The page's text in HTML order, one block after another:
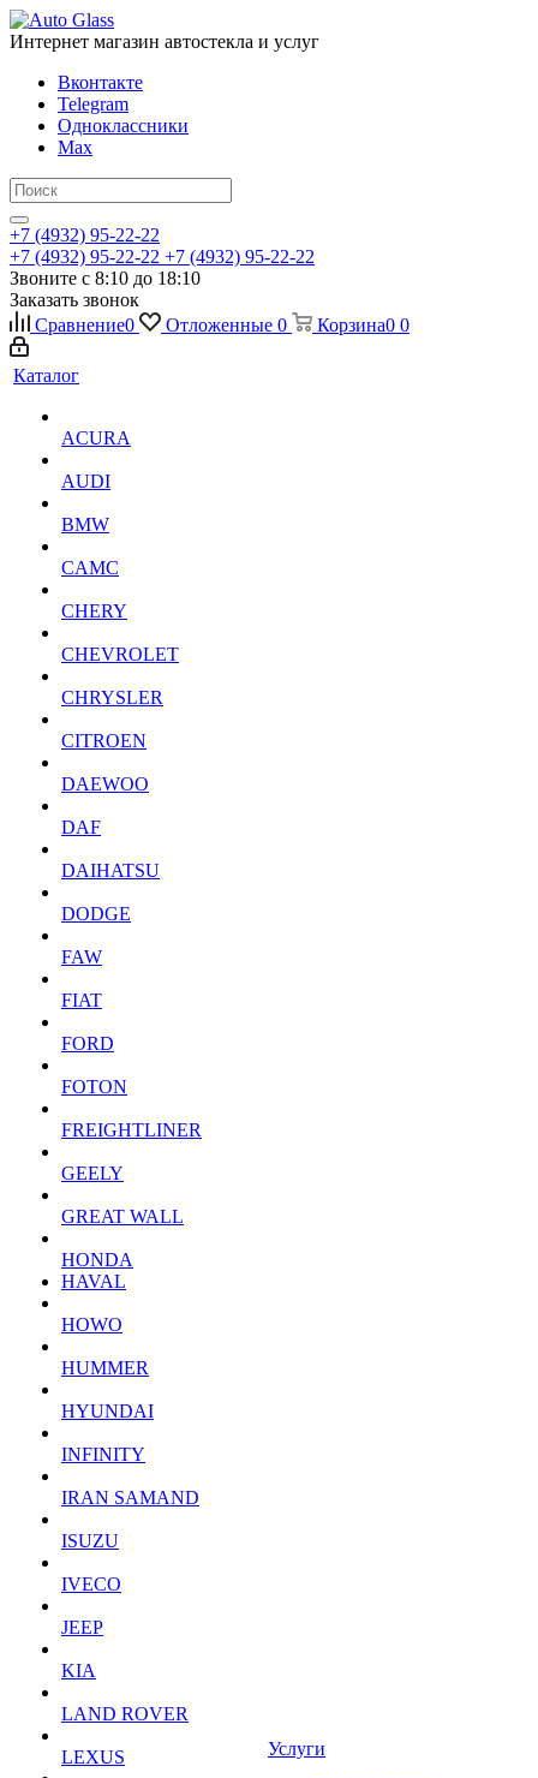
Интернет магазин автостекла и услуг
Вконтакте
Telegram
Одноклассники
Max
+7 (4932) 95-22-22
+7 (4932) 95-22-22 +7 (4932) 95-22-22
Звоните с 8:10 до 18:10
Заказать звонок
Сравнение0 Отложенные 0 Корзина0 0
Каталог
ACURA
AUDI
BMW
CAMC
CHERY
CHEVROLET
CHRYSLER
CITROEN
DAEWOO
DAF
DAIHATSU
DODGE
FAW
FIAT
FORD
FOTON
FREIGHTLINER
GEELY
GREAT WALL
HONDA
HAVAL
HOWO
HUMMER
HYUNDAI
INFINITY
IRAN SAMAND
ISUZU
IVECO
JEEP
KIA
LAND ROVER
LEXUS
Услуги